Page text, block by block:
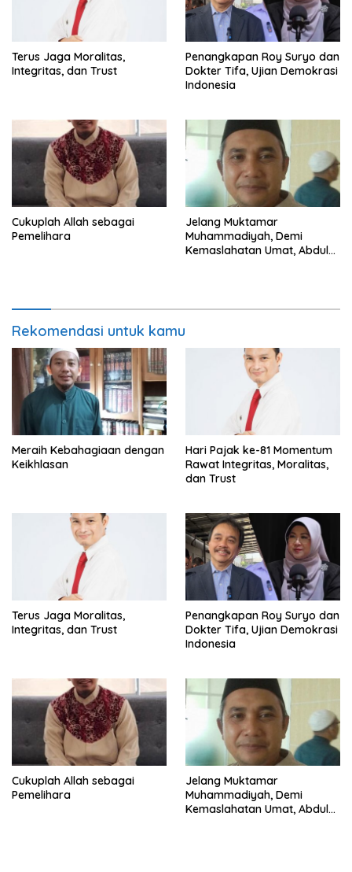
Terus Jaga Moralitas,
Integritas, dan Trust
Penangkapan Roy Suryo dan
Dokter Tifa, Ujian Demokrasi
Indonesia
Cukuplah Allah sebagai
Pemelihara
Jelang Muktamar
Muhammadiyah, Demi
Kemaslahatan Umat, Abdul
Rekomendasi untuk kamu
Meraih Kebahagiaan dengan
Keikhlasan
Hari Pajak ke-81 Momentum
Rawat Integritas, Moralitas,
dan Trust
Terus Jaga Moralitas,
Integritas, dan Trust
Penangkapan Roy Suryo dan
Dokter Tifa, Ujian Demokrasi
Indonesia
Cukuplah Allah sebagai
Pemelihara
Jelang Muktamar
Muhammadiyah, Demi
Kemaslahatan Umat, Abdul